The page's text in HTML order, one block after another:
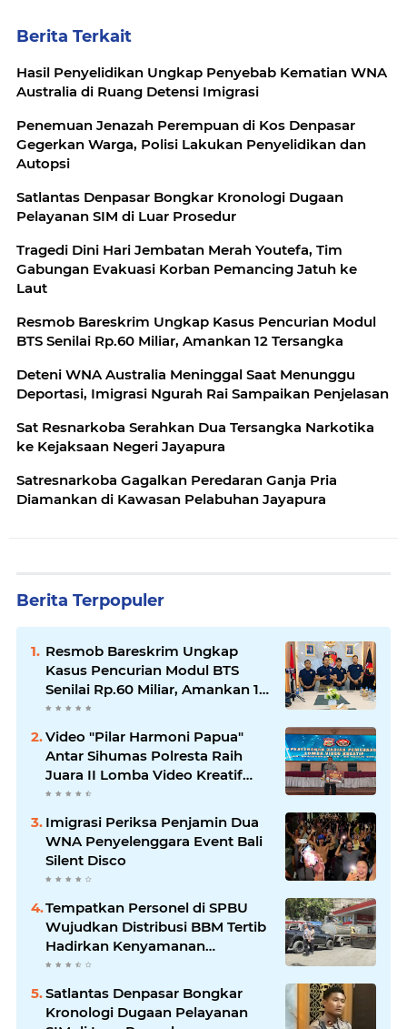
Berita Terkait
Hasil Penyelidikan Ungkap Penyebab Kematian WNA
Australia di Ruang Detensi Imigrasi
Penemuan Jenazah Perempuan di Kos Denpasar
Gegerkan Warga, Polisi Lakukan Penyelidikan dan
Autopsi
Satlantas Denpasar Bongkar Kronologi Dugaan
Pelayanan SIM di Luar Prosedur
Tragedi Dini Hari Jembatan Merah Youtefa, Tim
Gabungan Evakuasi Korban Pemancing Jatuh ke
Laut
Resmob Bareskrim Ungkap Kasus Pencurian Modul
BTS Senilai Rp.60 Miliar, Amankan 12 Tersangka
Deteni WNA Australia Meninggal Saat Menunggu
Deportasi, Imigrasi Ngurah Rai Sampaikan Penjelasan
Sat Resnarkoba Serahkan Dua Tersangka Narkotika
ke Kejaksaan Negeri Jayapura
‎Satresnarkoba Gagalkan Peredaran Ganja Pria
Berita Terpopuler
Resmob Bareskrim Ungkap
Kasus Pencurian Modul BTS
Senilai Rp.60 Miliar, Amankan 12
Tersangka
Video "Pilar Harmoni Papua"
Antar Sihumas Polresta Raih
Juara II Lomba Video Kreatif
Hari Bhayangkara ke-80
Imigrasi Periksa Penjamin Dua
WNA Penyelenggara Event Bali
Silent Disco
‎Tempatkan Personel di SPBU
Wujudkan Distribusi BBM Tertib
Hadirkan Kenyamanan
Masyarakat
Satlantas Denpasar Bongkar
Kronologi Dugaan Pelayanan